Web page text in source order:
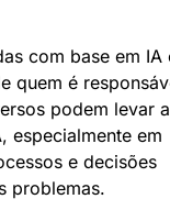
com base em IA
quem é
podem levar a
especialmente em
e decisões
problemas.